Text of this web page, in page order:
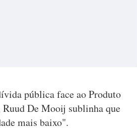
pública face ao Produto
De Mooij sublinha que
mais baixo".